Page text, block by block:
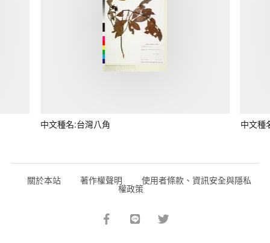
中文種名:台灣八角 中文種
關於本站 著作權聲明 使用者條款、資訊安全與隱私
權政策